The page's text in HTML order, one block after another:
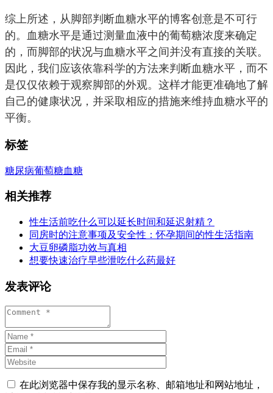
综上所述，从脚部判断血糖水平的博客创意是不可行
的。血糖水平是通过测量血液中的葡萄糖浓度来确定
的，而脚部的状况与血糖水平之间并没有直接的关联。
因此，我们应该依靠科学的方法来判断血糖水平，而不
是仅仅依赖于观察脚部的外观。这样才能更准确地了解
自己的健康状况，并采取相应的措施来维持血糖水平的
平衡。
标签
糖尿病葡萄糖血糖
相关推荐
性生活前吃什么可以延长时间和延迟射精？
同房时的注意事项及安全性：怀孕期间的性生活指南
大豆卵磷脂功效与真相
想要快速治疗早些泄吃什么药最好
发表评论
在此浏览器中保存我的显示名称、邮箱地址和网站地址，